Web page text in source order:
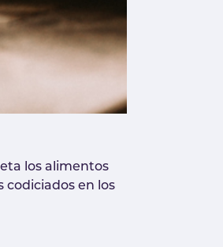
los alimentos
codiciados en los